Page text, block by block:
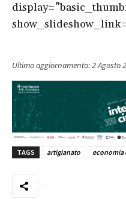
Ultimo aggiornamento:2 Agosto
TAGS artigianato economia